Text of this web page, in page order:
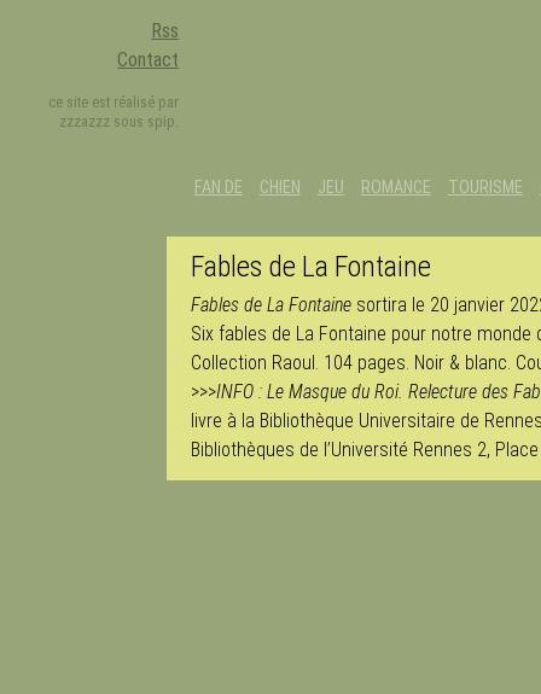
Rss
Contact
ce site est réalisé par
zzzazzz sous spip.
FAN DE CHIEN JEU ROMANCE TOURISME
Fables de La Fontaine
Fables de La Fontainesortira le 20 janvier
Six fables de La Fontaine pour notre monde
Collection Raoul. 104 pages. Noir & blanc.
>>>INFO : Le Masque du Roi. Relecture des
livre à la Bibliothèque Universitaire de
Bibliothèques de l’Université Rennes 2,